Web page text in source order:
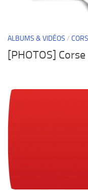
ALBUMS & VIDÉOS /
[PHOTOS]